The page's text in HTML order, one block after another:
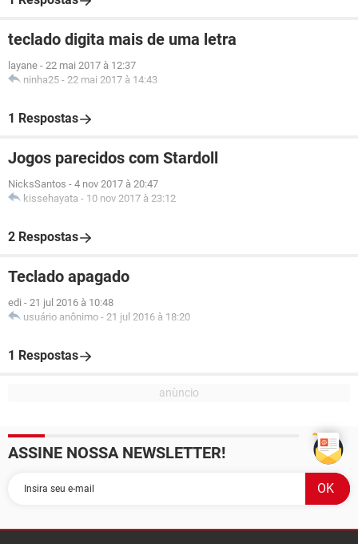
teclado digita mais de uma letra
layane - 22 mai 2017 à 12:37
ninha25 - 22 mai 2017 à 14:43
1 Respostas
Jogos parecidos com Stardoll
NicksSantos - 4 nov 2017 à 20:47
kissehayata - 10 nov 2017 à 23:12
2 Respostas
Teclado apagado
edi - 21 jul 2016 à 10:48
usuário anônimo - 21 jul 2016 à 18:20
1 Respostas
ASSINE NOSSA NEWSLETTER!